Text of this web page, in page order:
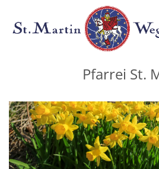
Zum Inhalt springen
Pfarrei St.